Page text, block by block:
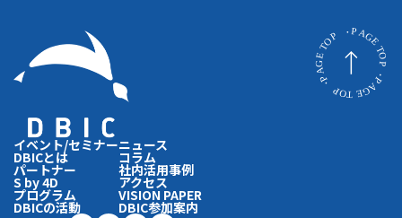
イベント/セミナー
DBICとは
パートナー
S by 4D
プログラム
DBICの活動
ニュース
コラム
社内活用事例
アクセス
VISION PAPER
DBIC参加案内